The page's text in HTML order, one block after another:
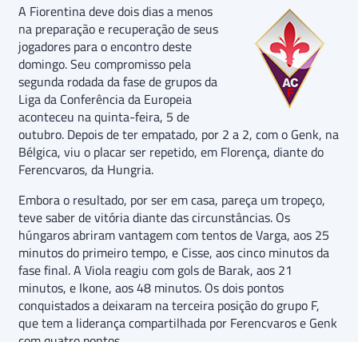
A Fiorentina deve dois dias a menos
na preparação e recuperação de seus
jogadores para o encontro deste
domingo. Seu compromisso pela
segunda rodada da fase de grupos da
Liga da Conferência da Europeia
aconteceu na quinta-feira, 5 de
outubro. Depois de ter empatado, por 2 a 2, com o Genk, na
Bélgica, viu o placar ser repetido, em Florença, diante do
Ferencvaros, da Hungria.
Embora o resultado, por ser em casa, pareça um tropeço,
teve saber de vitória diante das circunstâncias. Os
húngaros abriram vantagem com tentos de Varga, aos 25
minutos do primeiro tempo, e Cisse, aos cinco minutos da
fase final. A Viola reagiu com gols de Barak, aos 21
minutos, e Ikone, aos 48 minutos. Os dois pontos
conquistados a deixaram na terceira posição do grupo F,
que tem a liderança compartilhada por Ferencvaros e Genk